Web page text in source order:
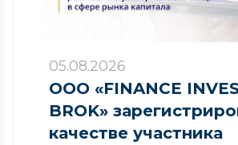
05.08.2026
ООО «FINANCE
BROK»
качестве участника